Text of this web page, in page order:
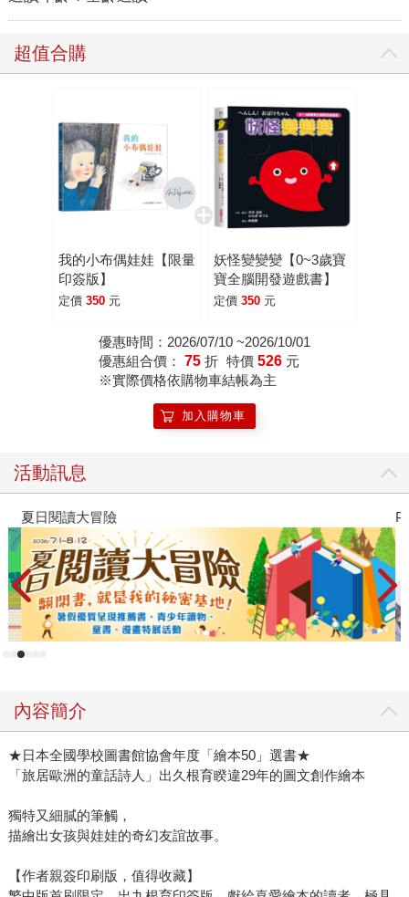
超值合購
我的小布偶娃娃【限量
印簽版】
定價 350 元
妖怪變變變【0~3歲寶
寶全腦開發遊戲書】
定價 350 元
優惠時間：2026/07/10 ~2026/10/01
優惠組合價： 75 折 特價 526 元
※實際價格依購物車結帳為主
加入購物車
活動訊息
夏日閱讀大冒險
內容簡介
★日本全國學校圖書館協會年度「繪本50」選書★
「旅居歐洲的童話詩人」出久根育睽違29年的圖文創作繪本
獨特又細膩的筆觸，
描繪出女孩與娃娃的奇幻友誼故事。
【作者親簽印刷版，值得收藏】